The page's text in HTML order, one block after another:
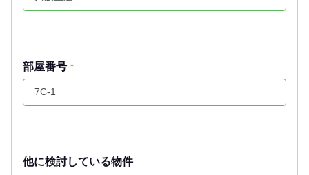
部屋番号 *
他に検討している物件